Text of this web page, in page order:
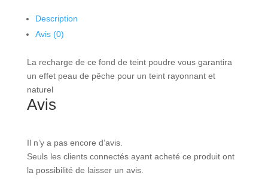
Description
Avis (0)
La recharge de ce fond de teint poudre vous garantira
un effet peau de pêche pour un teint rayonnant et
naturel
Avis
Il n’y a pas encore d’avis.
Seuls les clients connectés ayant acheté ce produit ont
la possibilité de laisser un avis.